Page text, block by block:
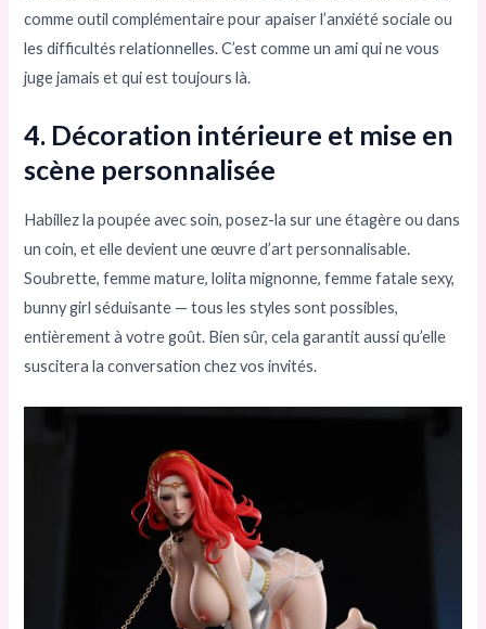
comme outil complémentaire pour apaiser l’anxiété sociale ou
les difficultés relationnelles. C’est comme un ami qui ne vous
juge jamais et qui est toujours là.
4. Décoration intérieure et mise en
scène personnalisée
Habillez la poupée avec soin, posez-la sur une étagère ou dans
un coin, et elle devient une œuvre d’art personnalisable.
Soubrette, femme mature, lolita mignonne, femme fatale sexy,
bunny girl séduisante — tous les styles sont possibles,
entièrement à votre goût. Bien sûr, cela garantit aussi qu’elle
suscitera la conversation chez vos invités.